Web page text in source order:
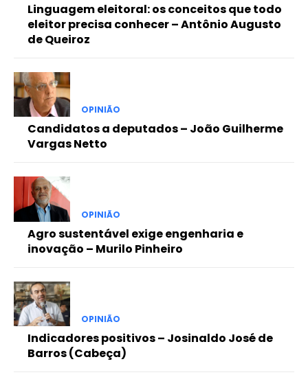
Linguagem eleitoral: os conceitos que todo
eleitor precisa conhecer – Antônio Augusto
de Queiroz
OPINIÃO
Candidatos a deputados – João Guilherme
Vargas Netto
OPINIÃO
Agro sustentável exige engenharia e
inovação – Murilo Pinheiro
OPINIÃO
Indicadores positivos – Josinaldo José de
Barros (Cabeça)